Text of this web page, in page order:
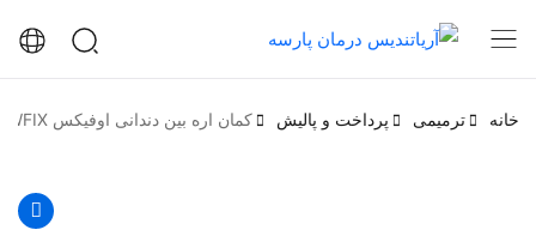
خانه ترمیمی پرداخت و پالیش کمان اره بین دندانی اوفیکس OWFIX